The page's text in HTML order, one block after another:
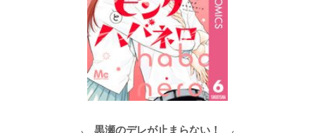
黒瀬のデレが止まらない！